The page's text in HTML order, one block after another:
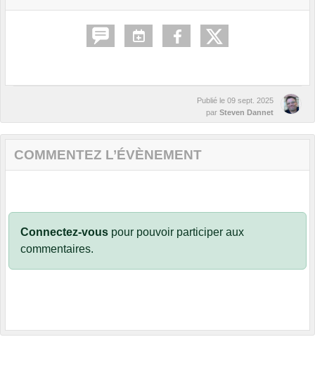
Publié le 09 sept. 2025
par Steven Dannet
COMMENTEZ L’ÉVÈNEMENT
Connectez-vous pour pouvoir participer aux
commentaires.